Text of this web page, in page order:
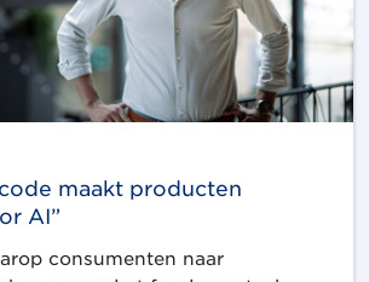
maakt producten
AI”
consumenten naar